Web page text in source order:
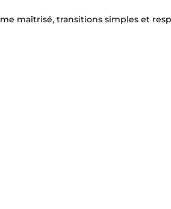
maîtrisé, transitions simples et